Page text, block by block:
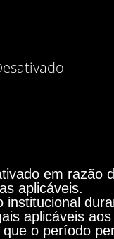
em razão
aplicáveis.
aplicáveis
o período